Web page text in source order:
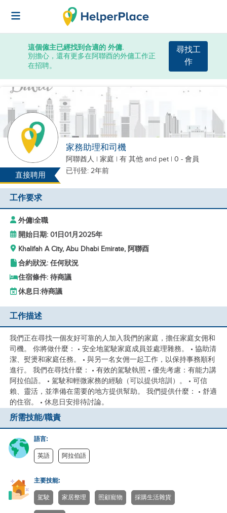
這個僱主已經找到合適的 外傭.
別擔心，還有更多在阿聯酉的外傭工作正
在招聘。
尋找工
作
直接聘用
家務助理和司機
阿聯酋人 | 家庭 | 有 其他 and pet | 0 - 會員
已刊登: 2年前
工作要求
外傭|全職
開始日期: 01日01月2025年
Khalifah A City, Abu Dhabi Emirate, 阿聯酉
合約狀況: 任何狀況
住宿條件: 待商議
休息日:待商議
工作描述
我們正在尋找一個友好可靠的人加入我們的家庭，擔任家庭女佣和
司機。 你將做什麼： • 安全地駕駛家庭成員並處理雜務。 • 協助清
潔、熨燙和家庭任務。 • 與另一名女佣一起工作，以保持事務順利
進行。 我們在尋找什麼： • 有效的駕駛執照 • 優先考慮：有能力講
阿拉伯語。 • 駕駛和輕微家務的經驗（可以提供培訓）。 • 可信
賴、靈活，並準備在需要的地方提供幫助。 我們提供什麼： • 舒適
的住宿。 • 休息日安排待討論。
所需技能/職責
語言:
英語 阿拉伯語
主要技能:
駕駛 家居整理 照顧寵物 採購生活雜貨